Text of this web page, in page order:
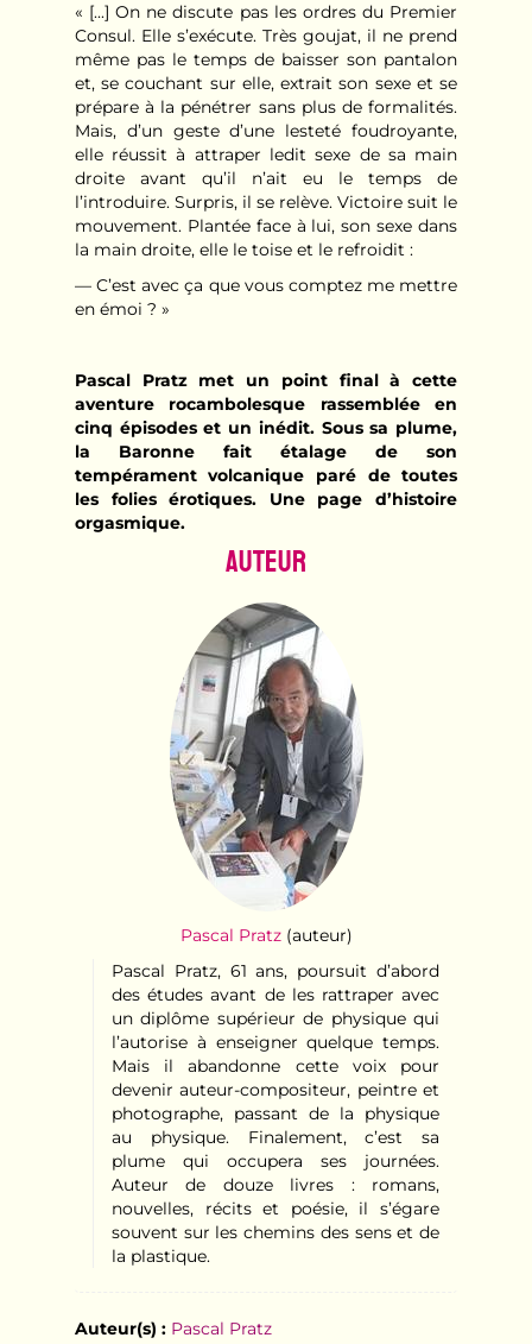
« [...] On ne discute pas les ordres du Premier
Consul. Elle s’exécute. Très goujat, il ne prend
même pas le temps de baisser son pantalon
et, se couchant sur elle, extrait son sexe et se
prépare à la pénétrer sans plus de formalités.
Mais, d’un geste d’une lesteté foudroyante,
elle réussit à attraper ledit sexe de sa main
droite avant qu’il n’ait eu le temps de
l’introduire. Surpris, il se relève. Victoire suit le
mouvement. Plantée face à lui, son sexe dans
la main droite, elle le toise et le refroidit :
— C’est avec ça que vous comptez me mettre
en émoi ? »
Pascal Pratz met un point final à cette
aventure rocambolesque rassemblée en
cinq épisodes et un inédit. Sous sa plume,
la Baronne fait étalage de son
tempérament volcanique paré de toutes
les folies érotiques. Une page d’histoire
orgasmique.
Auteur
Pascal Pratz(auteur)
Pascal Pratz, 61 ans, poursuit d’abord
des études avant de les rattraper avec
un diplôme supérieur de physique qui
l’autorise à enseigner quelque temps.
Mais il abandonne cette voix pour
devenir auteur-compositeur, peintre et
photographe, passant de la physique
au physique. Finalement, c’est sa
plume qui occupera ses journées.
Auteur de douze livres : romans,
nouvelles, récits et poésie, il s’égare
souvent sur les chemins des sens et de
la plastique.
Auteur(s) : Pascal Pratz